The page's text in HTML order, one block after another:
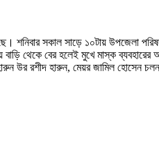
সকাল সাড়ে ১০টায় উপজেলা
বাড়ি থেকে বের হলেই মুখে মাস্ক
রশীদ হারুন, মেয়র জামিল হোসেন